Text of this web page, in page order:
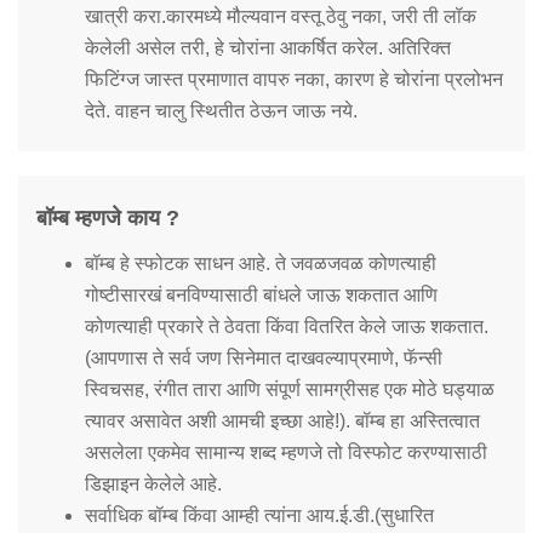
खात्री करा.कारमध्ये मौल्यवान वस्तू ठेवु नका, जरी ती लॉक
केलेली असेल तरी, हे चोरांना आकर्षित करेल. अतिरिक्त
फिटिंग्ज जास्त प्रमाणात वापरु नका, कारण हे चोरांना प्रलोभन
देते. वाहन चालु स्थितीत ठेऊन जाऊ नये.
बॉम्ब म्हणजे काय ?
बॉम्ब हे स्फोटक साधन आहे. ते जवळजवळ कोणत्याही
गोष्टीसारखं बनविण्यासाठी बांधले जाऊ शकतात आणि
कोणत्याही प्रकारे ते ठेवता किंवा वितरित केले जाऊ शकतात.
(आपणास ते सर्व जण सिनेमात दाखवल्याप्रमाणे, फॅन्सी
स्विचसह, रंगीत तारा आणि संपूर्ण सामग्रीसह एक मोठे घड्याळ
त्यावर असावेत अशी आमची इच्छा आहे!). बॉम्ब हा अस्तित्वात
असलेला एकमेव सामान्य शब्द म्हणजे तो विस्फोट करण्यासाठी
डिझाइन केलेले आहे.
सर्वाधिक बॉम्ब किंवा आम्ही त्यांना आय.ई.डी.(सुधारित